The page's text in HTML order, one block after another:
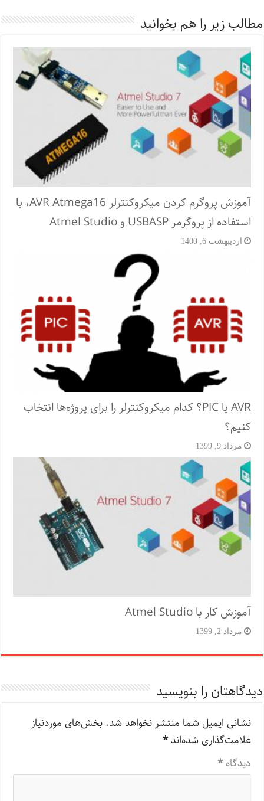
مطالب زیر را هم بخوانید
آموزش پروگرم کردن میکروکنترلر AVR Atmega16، با
استفاده از پروگرمر USBASP و Atmel Studio
اردیبهشت 6, 1400
AVR یا PIC؟ کدام میکروکنترلر را برای پروژه‌ها انتخاب
کنیم؟
مرداد 9, 1399
آموزش کار با Atmel Studio
مرداد 2, 1399
دیدگاهتان را بنویسید
نشانی ایمیل شما منتشر نخواهد شد. بخش‌های موردنیاز
علامت‌گذاری شده‌اند*
دیدگاه*